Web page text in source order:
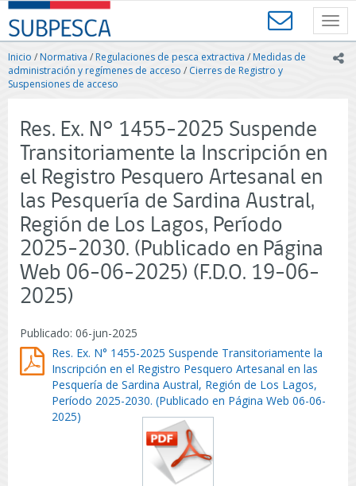
Contenido
principal
SUBPESCA
-
Subsecretaría
de
Pesca
Gobierno
de
Chile
Inicio /Normativa / Regulaciones de pesca extractiva / Medidas de
administración y regímenes de acceso / Cierres de Registro y
Suspensiones de acceso
Res. Ex. N° 1455-2025 Suspende
Transitoriamente la Inscripción en
el Registro Pesquero Artesanal en
las Pesquería de Sardina Austral,
Región de Los Lagos, Período
2025-2030. (Publicado en Página
Web 06-06-2025) (F.D.O. 19-06-
2025)
Publicado: 06-jun-2025
Res. Ex. N° 1455-2025 Suspende Transitoriamente la
Inscripción en el Registro Pesquero Artesanal en las
Pesquería de Sardina Austral, Región de Los Lagos,
Período 2025-2030. (Publicado en Página Web 06-06-
2025)